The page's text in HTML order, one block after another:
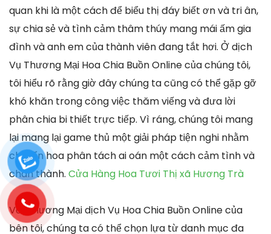
quan khi là một cách để biểu thị đáy biết ơn và tri ân,
sự chia sẻ và tình cảm thâm thúy mang mái ấm gia
đình và anh em của thành viên đang tắt hơi. Ở dịch
Vụ Thương Mại Hoa Chia Buồn Online của chúng tôi,
tôi hiểu rõ rằng giờ đây chúng ta cũng có thể gặp gỡ
khó khăn trong công việc thăm viếng và đưa lời
phân chia bi thiết trực tiếp. Vì ráng, chúng tôi mang
lại mang lại game thủ một giải pháp tiện nghi nhằm
chuyển hoa phân tách ai oán một cách cảm tình và
chân thành. Cửa Hàng Hoa Tươi Thị xã Hương Trà
Với Thương Mại dịch Vụ Hoa Chia Buồn Online của
bên tôi, chúng ta có thể chọn lựa từ danh mục đa